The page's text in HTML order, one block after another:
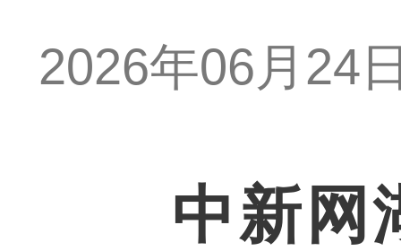
2026年06月24
中新网